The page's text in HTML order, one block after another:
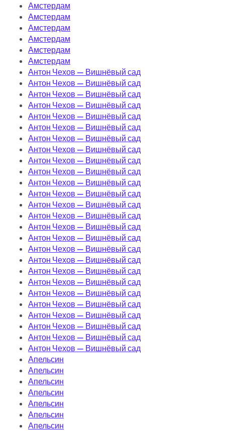
Амстердам
Амстердам
Амстердам
Амстердам
Амстердам
Амстердам
Антон Чехов — Вишнёвый сад
Антон Чехов — Вишнёвый сад
Антон Чехов — Вишнёвый сад
Антон Чехов — Вишнёвый сад
Антон Чехов — Вишнёвый сад
Антон Чехов — Вишнёвый сад
Антон Чехов — Вишнёвый сад
Антон Чехов — Вишнёвый сад
Антон Чехов — Вишнёвый сад
Антон Чехов — Вишнёвый сад
Антон Чехов — Вишнёвый сад
Антон Чехов — Вишнёвый сад
Антон Чехов — Вишнёвый сад
Антон Чехов — Вишнёвый сад
Антон Чехов — Вишнёвый сад
Антон Чехов — Вишнёвый сад
Антон Чехов — Вишнёвый сад
Антон Чехов — Вишнёвый сад
Антон Чехов — Вишнёвый сад
Антон Чехов — Вишнёвый сад
Антон Чехов — Вишнёвый сад
Антон Чехов — Вишнёвый сад
Антон Чехов — Вишнёвый сад
Антон Чехов — Вишнёвый сад
Антон Чехов — Вишнёвый сад
Антон Чехов — Вишнёвый сад
Апельсин
Апельсин
Апельсин
Апельсин
Апельсин
Апельсин
Апельсин